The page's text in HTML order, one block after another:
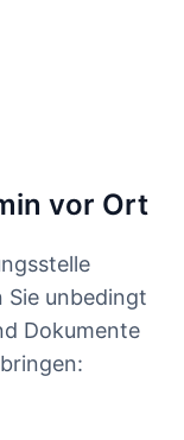
vor Ort
Sie unbedingt
Dokumente